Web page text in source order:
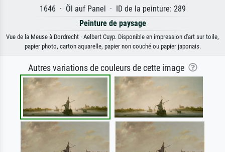
1646 · Öl auf Panel · ID de la peinture: 289
Peinture de paysage
Vue de la Meuse à Dordrecht · Aelbert Cuyp. Disponible en impression d'art sur toile,
papier photo, carton aquarelle, papier non couché ou papier japonais.
Autres variations de couleurs de cette image